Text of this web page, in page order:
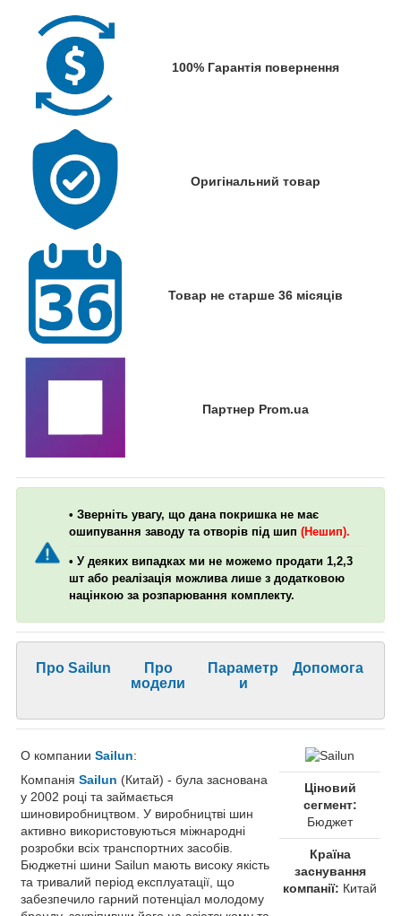
100% Гарантія повернення
Оригінальний товар
Товар не старше 36 місяців
Партнер Prom.ua
• Зверніть увагу, що дана покришка не має
ошипування заводу та отворів під шип (Нешип).
• У деяких випадках ми не можемо продати 1,2,3
шт або реалізація можлива лише з додатковою
націнкою за розпарювання комплекту.
Про Sailun
Про
модели
Параметр
и
Допомога
О компании Sailun:
Компанія Sailun (Китай) - була заснована
у 2002 році та займається
шиновиробництвом. У виробництві шин
активно використовуються міжнародні
розробки всіх транспортних засобів.
Бюджетні шини Sailun мають високу якість
та тривалий період експлуатації, що
забезпечило гарний потенціал молодому
Ціновий
сегмент:
Бюджет
Країна
заснування
компанії: Китай